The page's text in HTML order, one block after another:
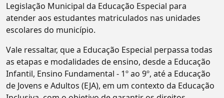
Legislação Municipal da Educação Especial para
atender aos estudantes matriculados nas unidades
escolares do município.
Vale ressaltar, que a Educação Especial perpassa todas
as etapas e modalidades de ensino, desde a Educação
Infantil, Ensino Fundamental - 1º ao 9º, até a Educação
de Jovens e Adultos (EJA), em um contexto da Educação